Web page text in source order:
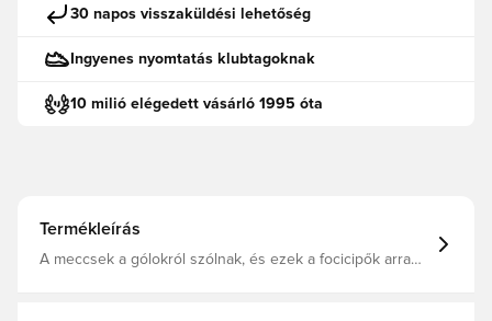
30 napos visszaküldési lehetőség
Ingyenes nyomtatás klubtagoknak
10 milió elégedett vásárló 1995 óta
Termékleírás
A meccsek a gólokról szólnak, és ezek a focicipők arra